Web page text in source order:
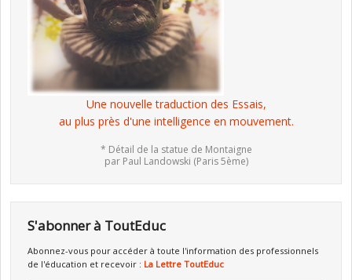
Une nouvelle traduction des Essais,
au plus près d'une intelligence en mouvement.
* Détail de la statue de Montaigne
par Paul Landowski (Paris 5ème)
S'abonner à ToutEduc
Abonnez-vous pour accéder à toute l'information des professionnels
de l'éducation et recevoir : La Lettre ToutEduc